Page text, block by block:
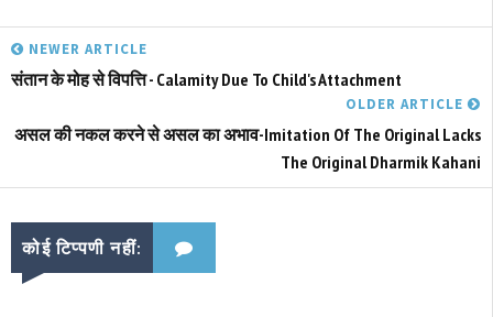
NEWER ARTICLE
संतान के मोह से विपत्ति - Calamity Due To Child's Attachment
OLDER ARTICLE
असल की नकल करने से असल का अभाव-Imitation Of The Original Lacks
The Original Dharmik Kahani
कोई टिप्पणी नहीं: